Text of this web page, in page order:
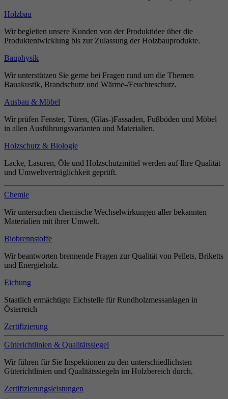
Holzbau
Wir begleiten unsere Kunden von der Produktidee über die
Produktentwicklung bis zur Zulassung der Holzbauprodukte.
Bauphysik
Wir unterstützen Sie gerne bei Fragen rund um die Themen
Bauakustik, Brandschutz und Wärme-/Feuchteschutz.
Ausbau & Möbel
Wir prüfen Fenster, Türen, (Glas-)Fassaden, Fußböden und Möbel
in allen Ausführungsvarianten und Materialien.
Holzschutz & Biologie
Lacke, Lasuren, Öle und Holzschutzmittel werden auf Ihre Qualität
und Umweltverträglichkeit geprüft.
Chemie
Wir untersuchen chemische Wechselwirkungen aller bekannten
Materialien mit ihrer Umwelt.
Biobrennstoffe
Wir beantworten brennende Fragen zur Qualität von Pellets, Briketts
und Energieholz.
Eichung
Staatlich ermächtigte Eichstelle für Rundholzmessanlagen in
Österreich
Zertifizierung
Güterichtlinien & Qualitätssiegel
Wir führen für Sie Inspektionen zu den unterschiedlichsten
Güterichtlinien und Qualitätssiegeln im Holzbereich durch.
Zertifizierungsleistungen